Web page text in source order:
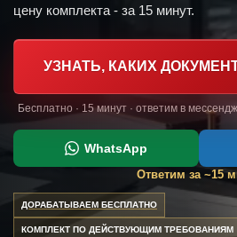
цену комплекта - за 15 минут.
УЗНАТЬ, КАКИХ
Бесплатно · 15 минут · ответим в
WhatsApp
Ответим за ~15
ДОРАБАТЫВАЕМ БЕСПЛАТНО
КОМПЛЕКТ ПО ДЕЙСТВУЮЩИМ ТРЕБОВАНИЯМ